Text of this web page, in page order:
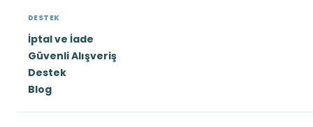
DESTEK
İptal ve İade
Güvenli Alışveriş
Destek
Blog